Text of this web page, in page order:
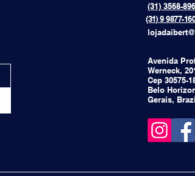
(31) 3568-
{[[[[(31) 9 9877-
Avenida
Werneck,
Cep 30575-
Belo
Gerais,